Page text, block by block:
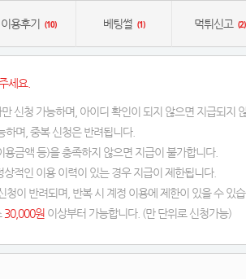
이용후기 (10) 베팅썰 (1) 먹튀신고 (2)
세요.
신청 가능하며, 아이디 확인이 되지 않으면 지급되지
하며, 중복 신청은 반려됩니다.
용금액 등)을 충족하지 않으면 지급이 불가합니다.
상적인 이용 이력이 있는 경우 지급이 제한됩니다.
청이 반려되며, 반복 시 계정 이용에 제한이 있을 수 있
30,000원 이상부터 가능합니다. (만 단위로 신청가능)